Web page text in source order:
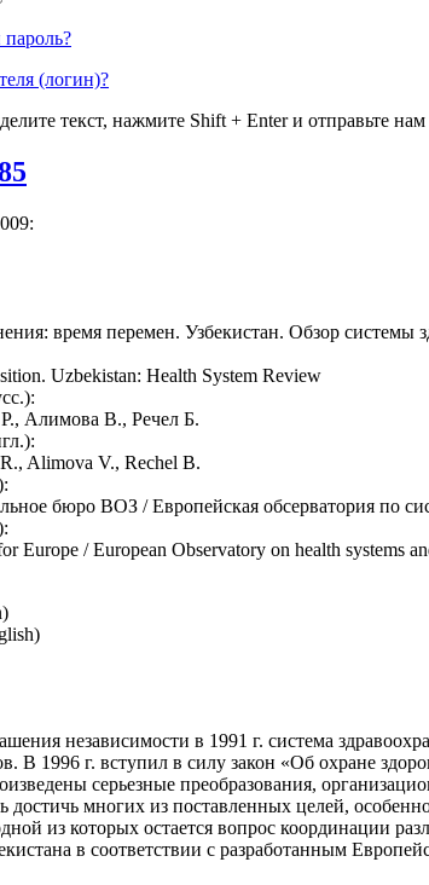
(логин)?
текст, нажмите Shift + Enter и отправьте
время перемен. Узбекистан. Обзор системы
Uzbekistan: Health System Review
Алимова В., Речел Б.
Alimova V., Rechel B.
бюро ВОЗ / Европейская обсерватория по
Europe / European Observatory on health systems
независимости в 1991 г. система
В 1996 г. вступил в силу закон «Об охране
серьезные преобразования,
достичь многих из поставленных целей,
из которых остается вопрос координации
в соответствии с разработанным